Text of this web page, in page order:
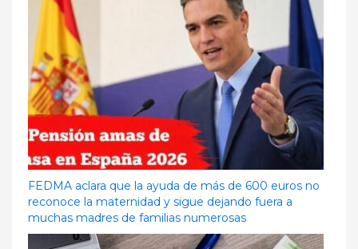
FEDMA aclara que la ayuda de más de 600 euros no
reconoce la maternidad y sigue dejando fuera a
muchas madres de familias numerosas